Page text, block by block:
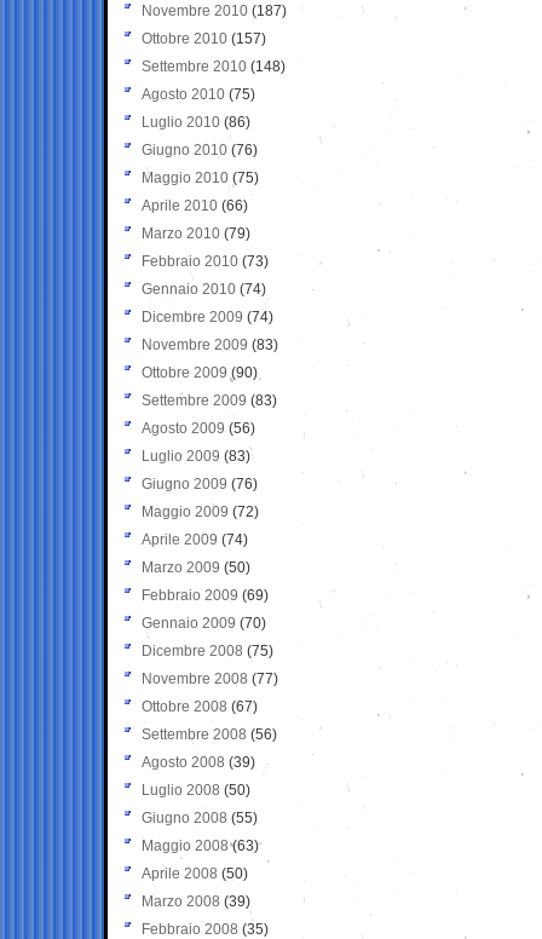
Novembre 2010 (187)
Ottobre 2010 (157)
Settembre 2010 (148)
Agosto 2010 (75)
Luglio 2010 (86)
Giugno 2010 (76)
Maggio 2010 (75)
Aprile 2010 (66)
Marzo 2010 (79)
Febbraio 2010 (73)
Gennaio 2010 (74)
Dicembre 2009 (74)
Novembre 2009 (83)
Ottobre 2009 (90)
Settembre 2009 (83)
Agosto 2009 (56)
Luglio 2009 (83)
Giugno 2009 (76)
Maggio 2009 (72)
Aprile 2009 (74)
Marzo 2009 (50)
Febbraio 2009 (69)
Gennaio 2009 (70)
Dicembre 2008 (75)
Novembre 2008 (77)
Ottobre 2008 (67)
Settembre 2008 (56)
Agosto 2008 (39)
Luglio 2008 (50)
Giugno 2008 (55)
Maggio 2008(63)
Aprile 2008 (50)
Marzo 2008 (39)
Febbraio 2008 (35)